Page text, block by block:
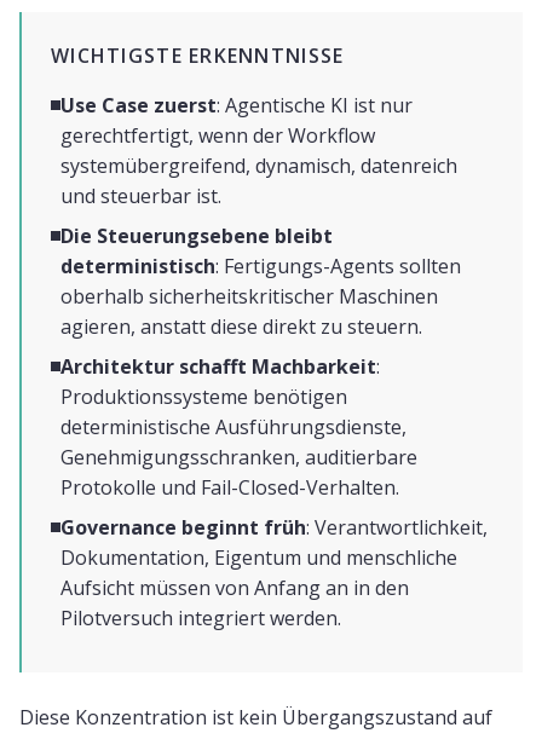
WICHTIGSTE ERKENNTNISSE
Use Case zuerst: Agentische KI ist nur
gerechtfertigt, wenn der Workflow
systemübergreifend, dynamisch, datenreich
und steuerbar ist.
Die Steuerungsebene bleibt
deterministisch: Fertigungs-Agents sollten
oberhalb sicherheitskritischer Maschinen
agieren, anstatt diese direkt zu steuern.
Architektur schafft Machbarkeit:
Produktionssysteme benötigen
deterministische Ausführungsdienste,
Genehmigungsschranken, auditierbare
Protokolle und Fail-Closed-Verhalten.
Governance beginnt früh: Verantwortlichkeit,
Dokumentation, Eigentum und menschliche
Aufsicht müssen von Anfang an in den
Pilotversuch integriert werden.
Diese Konzentration ist kein Übergangszustand auf